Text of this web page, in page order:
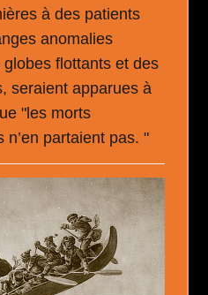
à des patients
anomalies
globes flottants et des
seraient apparues à
"les morts
partaient pas. "